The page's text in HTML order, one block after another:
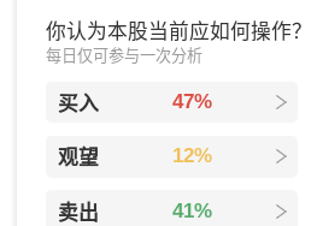
你认为本股当前应如何操作？
每日仅可参与一次分析
买入 47%
观望 12%
卖出 41%